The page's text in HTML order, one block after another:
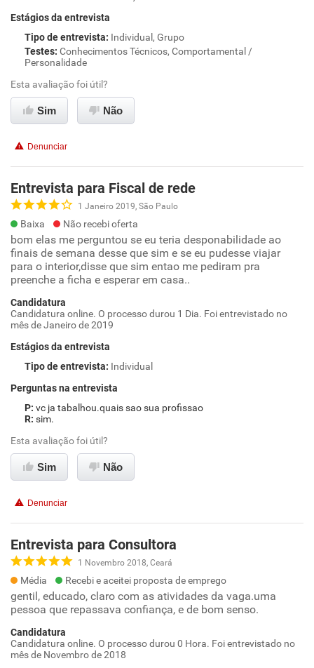
Estágios da entrevista
Tipo de entrevista: Individual, Grupo
Testes: Conhecimentos Técnicos, Comportamental /
Personalidade
Esta avaliação foi útil?
Sim Não
Denunciar
Entrevista para Fiscal de rede
1 Janeiro 2019, São Paulo
Baixa Não recebi oferta
bom elas me perguntou se eu teria desponabilidade ao
finais de semana desse que sim e se eu pudesse viajar
para o interior,disse que sim entao me pediram pra
preenche a ficha e esperar em casa..
Candidatura
Candidatura online. O processo durou 1 Dia. Foi entrevistado no
mês de Janeiro de 2019
Estágios da entrevista
Tipo de entrevista: Individual
Perguntas na entrevista
vc ja tabalhou.quais sao sua profissao
sim.
Esta avaliação foi útil?
Sim Não
Denunciar
Entrevista para Consultora
1 Novembro 2018, Ceará
Média Recebi e aceitei proposta de emprego
gentil, educado, claro com as atividades da vaga.uma
pessoa que repassava confiança, e de bom senso.
Candidatura
Candidatura online. O processo durou 0 Hora. Foi entrevistado no
mês de Novembro de 2018